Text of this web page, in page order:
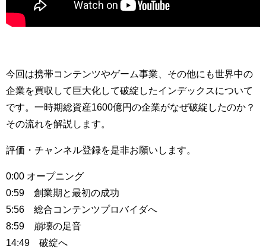
今回は携帯コンテンツやゲーム事業、その他にも世界中の
企業を買収して巨大化して破綻したインデックスについて
です。一時期総資産1600億円の企業がなぜ破綻したのか？
その流れを解説します。
評価・チャンネル登録を是非お願いします。
0:00 オープニング
0:59 創業期と最初の成功
5:56 総合コンテンツプロバイダへ
8:59 崩壊の足音
14:49 破綻へ